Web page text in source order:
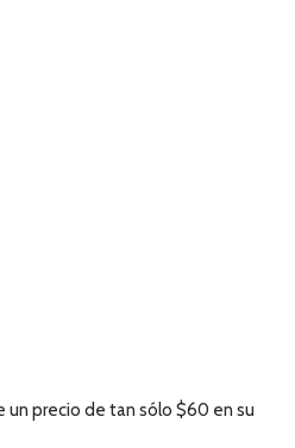
un precio de tan sólo $60 en su